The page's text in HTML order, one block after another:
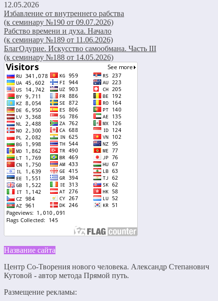
12.05.2026
Избавление от внутреннего рабства
(к семинару №190 от 09.07.2026)
Рабство времени и духа. Начало
(к семинару №189 от 11.06.2026)
БлагОдурие. Искусство самообмана. Часть III
(к семинару №188 от 14.05.2026)
Название сайта
Центр Со-Творения нового человека. Александр Степанович
Кутовой - автор метода Прямой путь.
Размещение рекламы: